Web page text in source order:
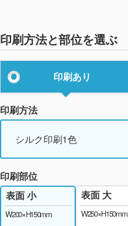
印刷方法と部位を選ぶ
印刷あり
印刷方法
シルク印刷1色
印刷部位
表面 小
W200×H150mm
表面 大
W250×H150mm